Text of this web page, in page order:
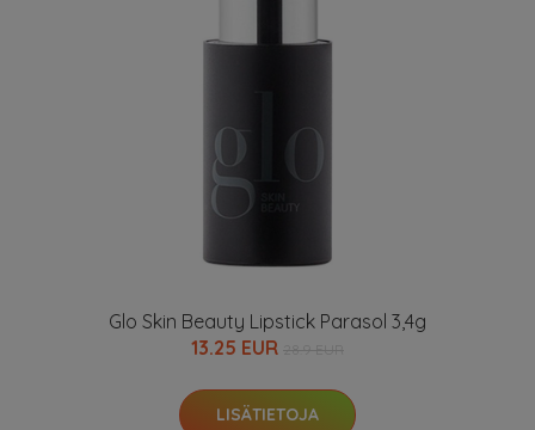
Glo Skin Beauty Lipstick Parasol 3,4g
13.25 EUR
LISÄTIETOJA